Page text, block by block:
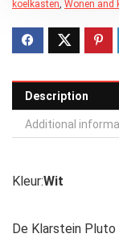
koelkasten Wonen and
Description
Additional
Kleur:Wit
De Klarstein Pluto